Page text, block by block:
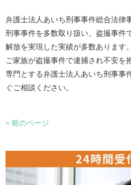
弁護士法人あいち刑事事件総合法律
刑事事件を多数取り扱い、盗撮事件
解放を実現した実績が多数あります。
ご家族が盗撮事件で逮捕され不安を
専門とする弁護士法人あいち刑事事
ぐご相談ください。
« 前のページ